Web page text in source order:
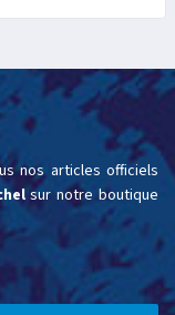
nos articles officiels
sur notre boutique